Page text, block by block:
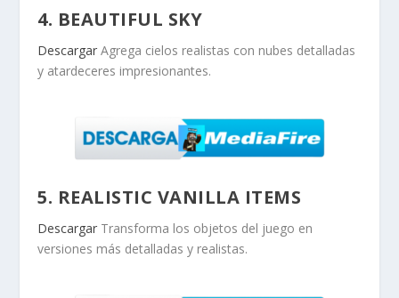
4. BEAUTIFUL SKY
Descargar Agrega cielos realistas con nubes detalladas
y atardeceres impresionantes.
5. REALISTIC VANILLA ITEMS
Descargar Transforma los objetos del juego en
versiones más detalladas y realistas.